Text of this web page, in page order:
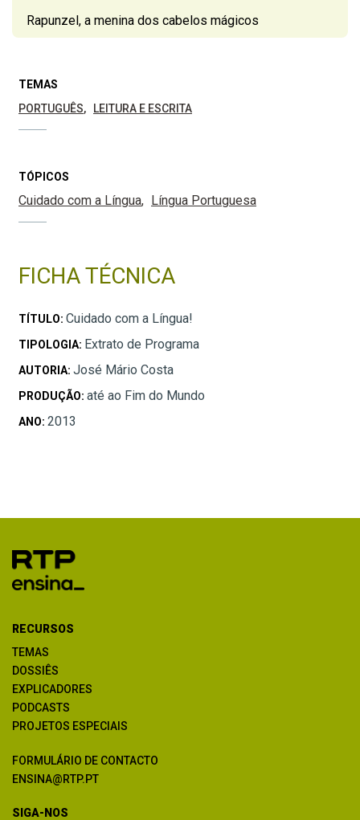
Rapunzel, a menina dos cabelos mágicos
TEMAS
PORTUGUÊS
LEITURA E ESCRITA
TÓPICOS
Cuidado com a Língua Língua Portuguesa
FICHA TÉCNICA
TÍTULO: Cuidado com a Língua!
TIPOLOGIA: Extrato de Programa
AUTORIA: José Mário Costa
PRODUÇÃO: até ao Fim do Mundo
ANO: 2013
RECURSOS
TEMAS
DOSSIÊS
EXPLICADORES
PODCASTS
PROJETOS ESPECIAIS
FORMULÁRIO DE CONTACTO
ENSINA@RTP.PT
SIGA-NOS